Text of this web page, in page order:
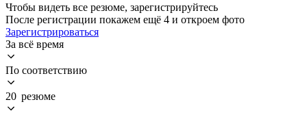
Чтобы видеть все резюме, зарегистрируйтесь
После регистрации покажем ещё 4 и откроем фото
Зарегистрироваться
За всё время
По соответствию
20 резюме